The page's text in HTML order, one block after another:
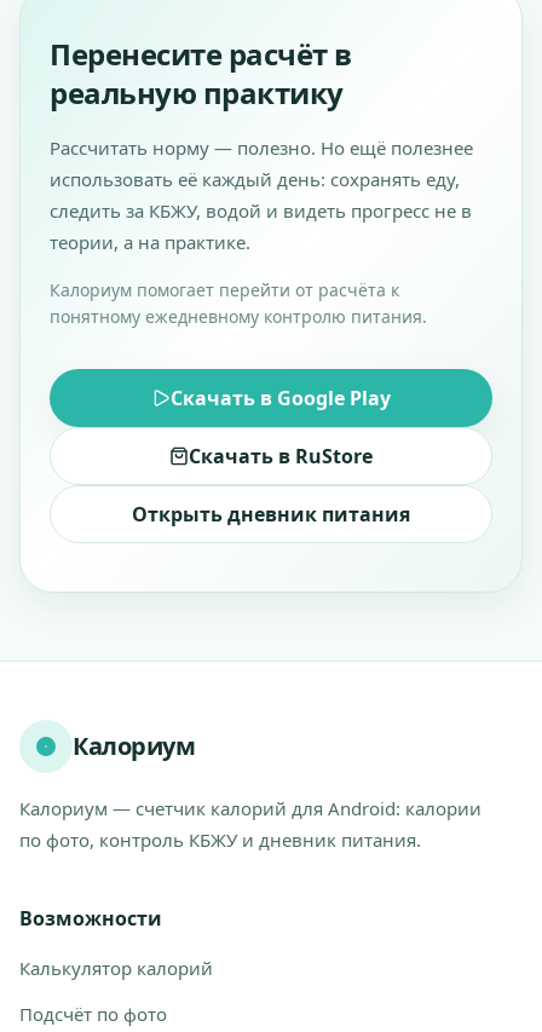
Перенесите расчёт в
реальную практику
Рассчитать норму — полезно. Но ещё полезнее
использовать её каждый день: сохранять еду,
следить за КБЖУ, водой и видеть прогресс не в
теории, а на практике.
Калориум помогает перейти от расчёта к
понятному ежедневному контролю питания.
Скачать в Google Play
Скачать в RuStore
Открыть дневник питания
Калориум
Калориум — счетчик калорий для Android: калории
по фото, контроль КБЖУ и дневник питания.
Возможности
Калькулятор калорий
Подсчёт по фото